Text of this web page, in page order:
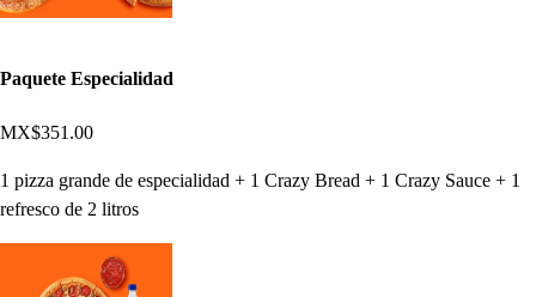
Paquete Especialidad
MX$351.00
1 pizza grande de especialidad + 1 Crazy Bread + 1 Crazy Sauce + 1
refresco de 2 litros